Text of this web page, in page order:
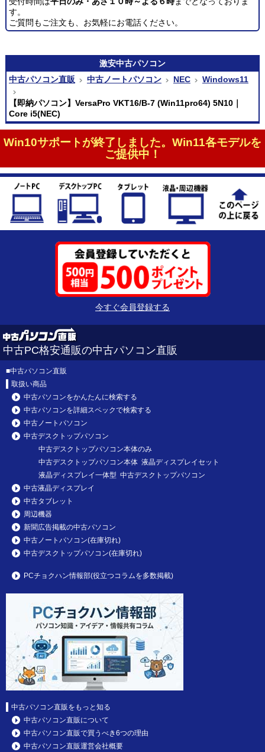
す。
ご質問もご注文も、お気軽にお電話ください。
激安中古パソコン
中古パソコン直販
中古ノートパソコン NEC Windows11
【即納パソコン】VersaPro VKT16/B-7 (Win11pro64) 5N10｜
Core i5(NEC)
Win10サポートが終了しました。Win11各モデルを
ご提供中！
今すぐ会員登録する
中古PC格安通販の中古パソコン直販
■中古パソコン直販
取扱い商品
中古パソコンをかんたんに検索する
中古パソコンを詳細スペックで検索する
中古ノートパソコン
中古デスクトップパソコン
中古デスクトップパソコン本体のみ
中古デスクトップパソコン本体 液晶ディスプレイセット
液晶ディスプレイ一体型 中古デスクトップパソコン
中古液晶ディスプレイ
中古タブレット
周辺機器
新聞広告掲載の中古パソコン
中古ノートパソコン(在庫切れ)
中古デスクトップパソコン(在庫切れ)
PCチョクハン情報部(役立つコラムを多数掲載)
中古パソコン直販をもっと知る
中古パソコン直販について
中古パソコン直販で買うべき6つの理由
中古パソコン直販運営会社概要